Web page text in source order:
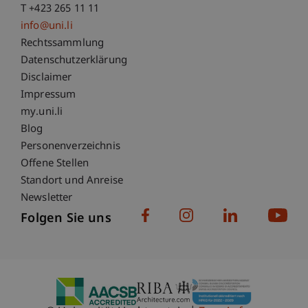
T +423 265 11 11
info@uni.li
Fußzeile Rechtliche Hinweise
Rechtssammlung
Datenschutzerklärung
Disclaimer
Impressum
Fußzeile Subdomain-Verzeichnis
my.uni.li
Blog
Personenverzeichnis
Offene Stellen
Standort und Anreise
Newsletter
Folgen Sie uns